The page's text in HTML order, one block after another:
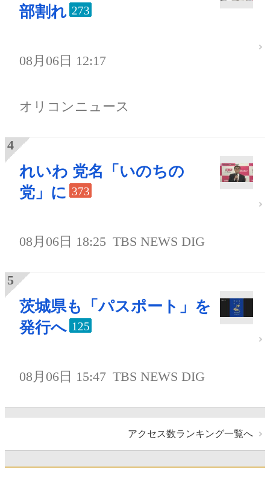
部割れ 273
08月06日 12:17
オリコンニュース
れいわ 党名「いのちの
党」に 373
08月06日 18:25 TBS NEWS DIG
茨城県も「パスポート」を
発行へ 125
08月06日 15:47 TBS NEWS DIG
アクセス数ランキング一覧へ